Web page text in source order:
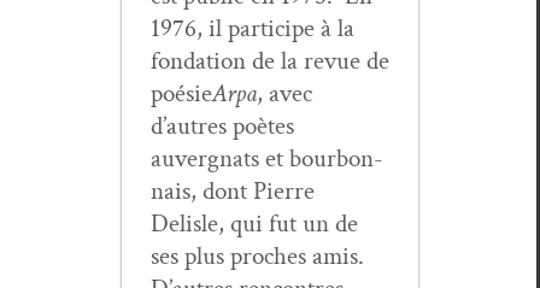
1976, il par­ticipe à la
fon­da­tion de la revue de
poésieArpa, avec
d’autres poètes
auvergnats et bour­bon­
nais, dont Pierre
Delisle, qui fut un de
ses plus proches amis.